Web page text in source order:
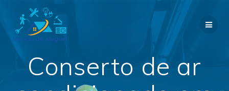
Conserto de ar